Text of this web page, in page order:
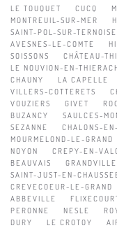
LE TOUQUET
CUCQ
MONTREUIL-SUR-MER
SAINT-POL-SUR-TERNOISE
AVESNES-LE-COMTE
SOISSONS
CHÂTEAU-
LE NOUVION-EN-
CHAUNY
LA CAPELLE
VILLERS-COTTERETS
VOUZIERS
GIVET
BUZANCY
SAULCES-
SEZANNE
CHALONS-
MOURMELOND-LE-GRAND
NOYON
CREPY-EN-
BEAUVAIS
SAINT-JUST-EN-
CREVECOEUR-LE-GRAND
ABBEVILLE
PERONNE
NESLE
DURY
LE CROTOY